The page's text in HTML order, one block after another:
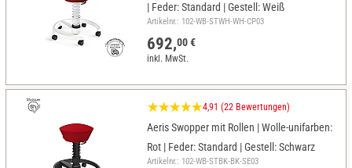
| Feder: Standard | Gestell: Weiß
Artikelnr.: 102-WB-STWH-WH-CP03
692,00 €
inkl. MwSt.
4,91 (22 Bewertungen)
Aeris Swopper mit Rollen | Wolle-unifarben:
Rot | Feder: Standard | Gestell: Schwarz
Artikelnr.: 102-WB-STBK-BK-SE03